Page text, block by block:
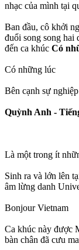
nhạc của mình tại
Ban đầu, cô khởi
đuổi song song hai
đến ca khúc Có
Có những lúc
Bên cạnh sự
Quỳnh Anh -
Là một trong ít
Sinh ra và lớn lên
âm lừng danh
Bonjour Vietnam
Ca khúc này được
bàn chân đã cưu